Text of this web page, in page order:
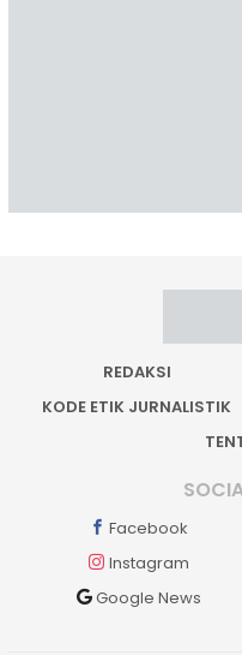
REDAKSI
KODE ETIK JURNALISTIK
Facebook
Instagram
Google News